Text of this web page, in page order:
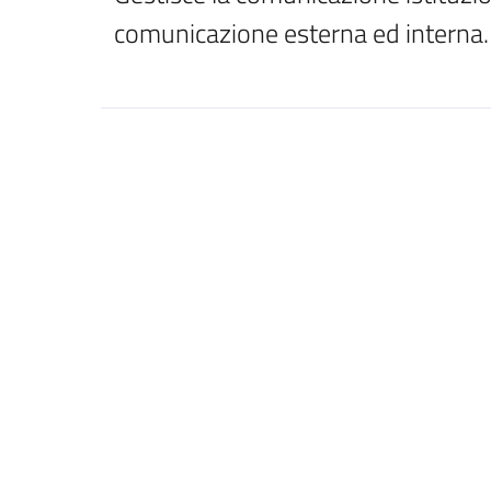
comunicazione esterna ed interna.